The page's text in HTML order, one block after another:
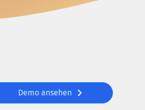
Demo ansehen